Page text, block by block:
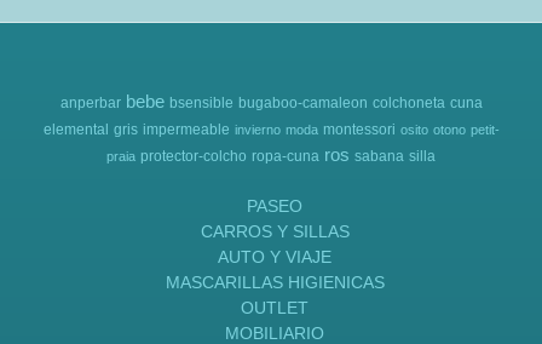
anperbar bebe bsensible bugaboo-camaleon colchoneta cuna
elemental gris impermeable invierno moda montessori osito otono petit-
praia protector-colcho ropa-cuna ros sabana silla
PASEO
CARROS Y SILLAS
AUTO Y VIAJE
MASCARILLAS HIGIENICAS
OUTLET
MOBILIARIO